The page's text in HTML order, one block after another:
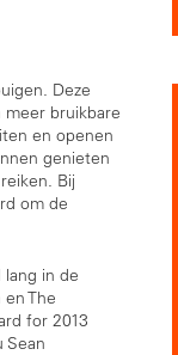
Deze
bruikbare
en openen
genieten
Bij
om de
in de
The
for 2013
Sean